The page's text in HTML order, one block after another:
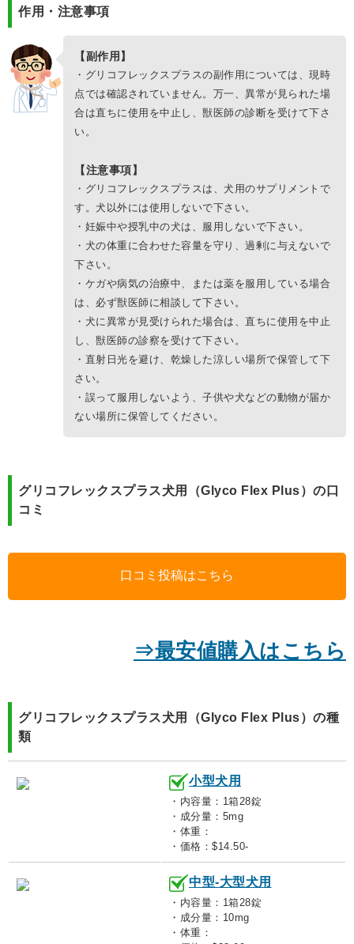
作用・注意事項
【副作用】
・グリコフレックスプラスの副作用については、現時
点では確認されていません。万一、異常が見られた場
合は直ちに使用を中止し、獣医師の診断を受けて下さ
い。
【注意事項】
・グリコフレックスプラスは、犬用のサプリメントで
す。犬以外には使用しないで下さい。
・妊娠中や授乳中の犬は、服用しないで下さい。
・犬の体重に合わせた容量を守り、過剰に与えないで
下さい。
・ケガや病気の治療中、または薬を服用している場合
は、必ず獣医師に相談して下さい。
・犬に異常が見受けられた場合は、直ちに使用を中止
し、獣医師の診察を受けて下さい。
・直射日光を避け、乾燥した涼しい場所で保管して下
さい。
・誤って服用しないよう、子供や犬などの動物が届か
ない場所に保管してください。
グリコフレックスプラス犬用（Glyco Flex Plus）の口
コミ
口コミ投稿はこちら
⇒最安値購入はこちら
グリコフレックスプラス犬用（Glyco Flex Plus）の種
類
小型犬用
・内容量：1箱28錠
・成分量：5mg
・体重：
・価格：$14.50-
中型-大型犬用
・内容量：1箱28錠
・成分量：10mg
・体重：